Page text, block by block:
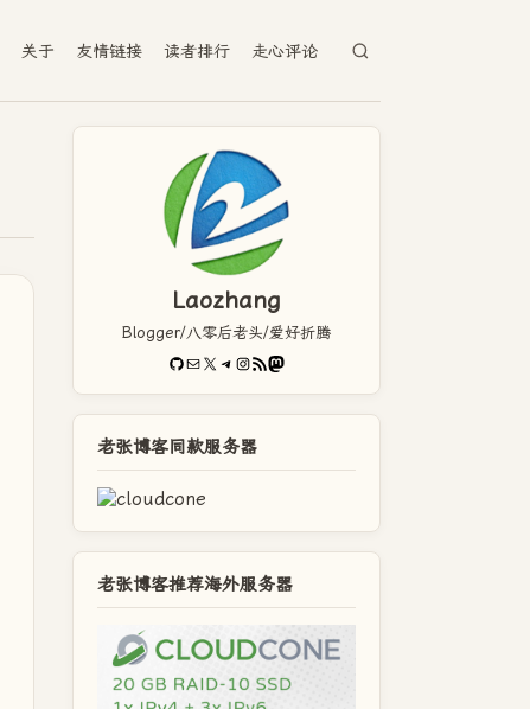
关于 友情链接 读者排行 走心评论
Laozhang
Blogger/八零后老头/爱好折腾
GitHub
电子邮件X Telegram
Instagram
RSS FeedMastodon
老张博客同款服务器
老张博客推荐海外服务器